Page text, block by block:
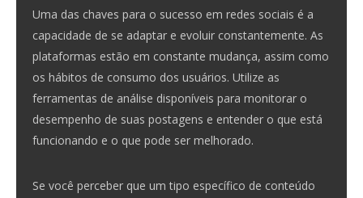
Uma das chaves para o sucesso em redes sociais é a
capacidade de se adaptar e evoluir constantemente. As
plataformas estão em constante mudança, assim como
os hábitos de consumo dos usuários. Utilize as
ferramentas de análise disponíveis para monitorar o
desempenho de suas postagens e entender o que está
funcionando e o que pode ser melhorado.
Se você perceber que um tipo específico de conteúdo